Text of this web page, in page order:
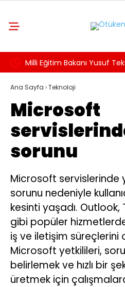
Milli Eğitim Bakanı Yusuf
Sistemi Değişmeyecek,
Göre Hazırlanacak
Ana Sayfa ›Teknoloji
Microsoft
sorunu
Microsoft servislerinde
sorunu nedeniyle
kesinti yaşadı. Outlook,
gibi popüler
iş ve iletişim süreçlerini
Microsoft yetkilileri,
belirlemek ve hızlı bir
üretmek için